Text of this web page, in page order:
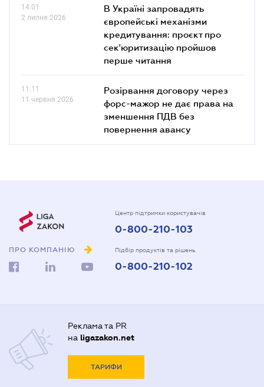
14.01
2 липня 2026
В Україні запровадять
європейські механізми
кредитування: проєкт про
сек'юритизацію пройшов
перше читання
11.11
11 червня 2026
Розірвання договору через
форс-мажор не дає права на
зменшення ПДВ без
повернення авансу
ПРО КОМПАНІЮ
Центр підтримки користувачів
0-800-210-103
Підбір продуктів та рішень
0-800-210-102
Реклама та PR
на ligazakon.net
ТАРИФИ